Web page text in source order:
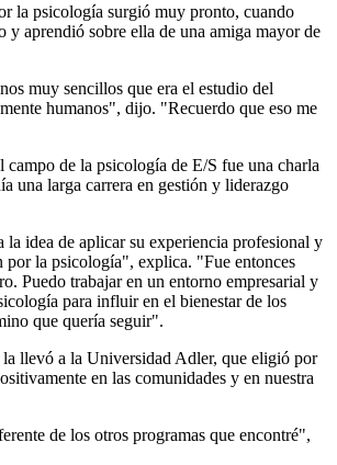
la psicología surgió muy pronto, cuando
y aprendió sobre ella de una amiga mayor de
muy sencillos que era el estudio del
humanos", dijo. "Recuerdo que eso me
campo de la psicología de E/S fue una charla
una larga carrera en gestión y liderazgo
la idea de aplicar su experiencia profesional y
por la psicología", explica. "Fue entonces
Puedo trabajar en un entorno empresarial y
para influir en el bienestar de los
que quería seguir".
llevó a la Universidad Adler, que eligió por
en las comunidades y en nuestra
de los otros programas que encontré",